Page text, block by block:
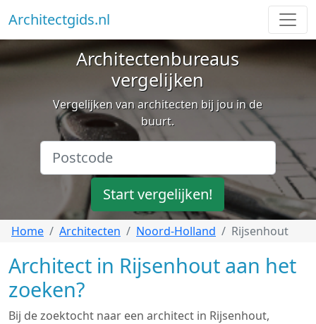
Architectgids.nl
Architectenbureaus
vergelijken
Vergelijken van architecten bij jou in de
buurt.
Start vergelijken!
Home Architecten Noord-Holland Rijsenhout
Architect in Rijsenhout aan het
zoeken?
Bij de zoektocht naar een architect in Rijsenhout,